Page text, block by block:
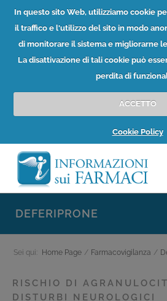
In questo sito Web, utilizziamo cookie
il traffico e l'utilizzo del sito in modo
di monitorare il sistema e migliorarne
La disattivazione di tali cookie può
perdita di
ACCETTO
Cookie Policy
DEFERIPRONE
Sei qui: Home Page / Farmacovigilanza /
RISCHIO DI
DISTURBI NEUROLOGICI